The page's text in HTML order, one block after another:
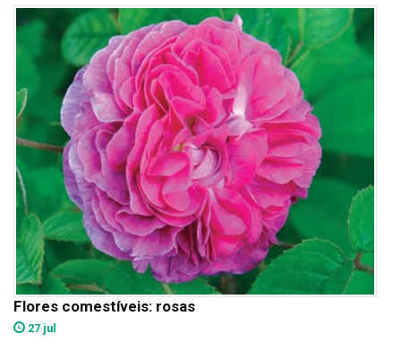
Flores comestíveis: rosas
27 jul